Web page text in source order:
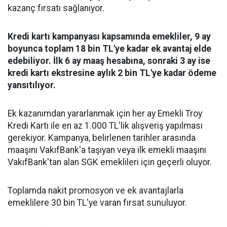
kazanç fırsatı sağlanıyor.
Kredi kartı kampanyası kapsamında emekliler, 9 ay
boyunca toplam 18 bin TL'ye kadar ek avantaj elde
edebiliyor. İlk 6 ay maaş hesabına, sonraki 3 ay ise
kredi kartı ekstresine aylık 2 bin TL'ye kadar ödeme
yansıtılıyor.
Ek kazanımdan yararlanmak için her ay Emekli Troy
Kredi Kartı ile en az 1.000 TL'lik alışveriş yapılması
gerekiyor. Kampanya, belirlenen tarihler arasında
maaşını VakıfBank'a taşıyan veya ilk emekli maaşını
VakıfBank'tan alan SGK emeklileri için geçerli oluyor.
Toplamda nakit promosyon ve ek avantajlarla
emeklilere 30 bin TL'ye varan fırsat sunuluyor.